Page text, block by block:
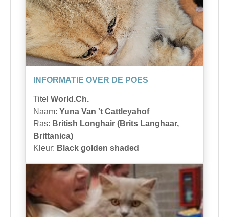
INFORMATIE OVER DE POES
Titel World.Ch.
Naam: Yuna Van 't Cattleyahof
Ras: British Longhair (Brits Langhaar,
Brittanica)
Kleur: Black golden shaded